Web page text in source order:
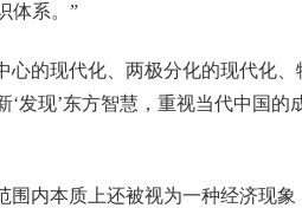
体系。”
心的现代化、两极分化的现代化
发现’东方智慧，重视当代中国
围内本质上还被视为一种经济现